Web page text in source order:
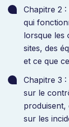
Chapitre 2
qui
lorsque les
sites, des
et ce que
Chapitre 3
sur le
produisent,
sur les